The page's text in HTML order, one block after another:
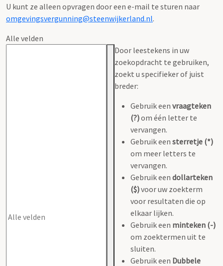
U kunt ze alleen opvragen door een e-mail te sturen naar
omgevingsvergunning@steenwijkerland.nl.
Alle velden
Door leestekens in uw
zoekopdracht te gebruiken,
zoekt u specifieker of juist
breder:
Gebruik een vraagteken
(?)om één letter te
vervangen.
Gebruik een sterretje (*)
om meer letters te
vervangen.
Gebruik een dollarteken
($)voor uw zoekterm
voor resultaten die op
elkaar lijken.
Gebruik een minteken (-)
om zoektermen uit te
sluiten.
Gebruik een Dubbele